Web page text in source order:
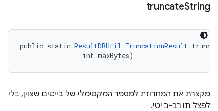
truncateString
public static ResultDBUtil.TruncationResult
                int maxBytes)
מקצרת את המחרוזת למספר המקסימלי של בייטים שצוין, בלי
לפצל תו רב-בייטי.